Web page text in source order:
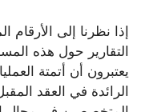
إذا نظرنا إلى
التقارير حول هذه
يعتبرون أن أتمتة
الرائدة في العقد